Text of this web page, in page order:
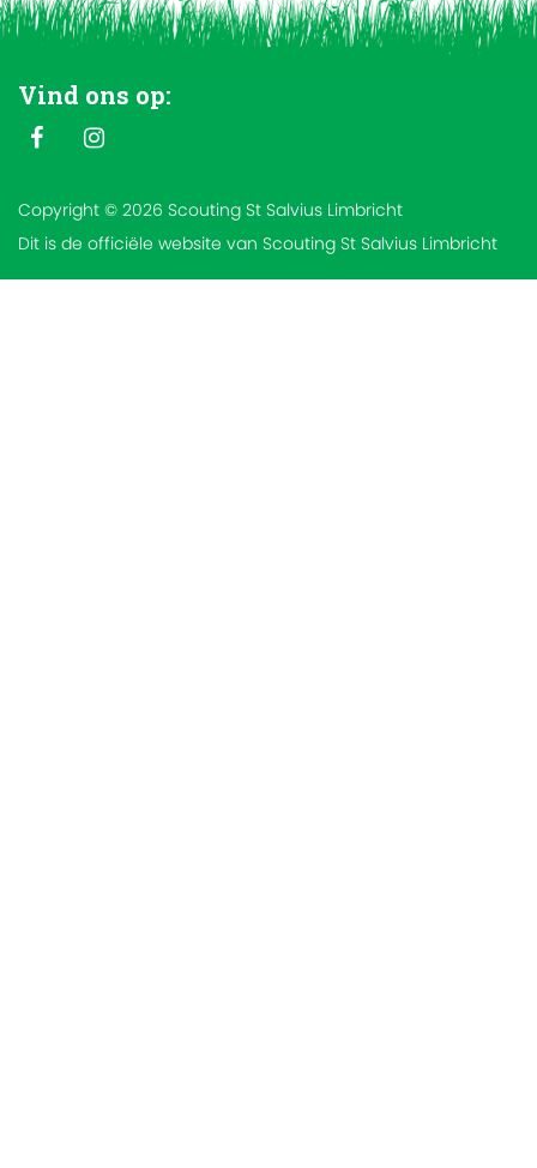
Vind ons op:
Copyright © 2026 Scouting St Salvius Limbricht
Dit is de officiële website van Scouting St Salvius Limbricht